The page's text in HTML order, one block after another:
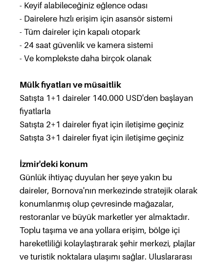
- Keyif alabileceğiniz eğlence odası
- Dairelere hızlı erişim için asansör sistemi
- Tüm daireler için kapalı otopark
- 24 saat güvenlik ve kamera sistemi
- Ve komplekste daha birçok olanak
Mülk fiyatları ve müsaitlik
Satışta 1+1 daireler 140.000 USD'den başlayan
fiyatlarla
Satışta 2+1 daireler fiyat için iletişime geçiniz
Satışta 3+1 daireler fiyat için iletişime geçiniz
İzmir'deki konum
Günlük ihtiyaç duyulan her şeye yakın bu
daireler, Bornova'nın merkezinde stratejik olarak
konumlanmış olup çevresinde mağazalar,
restoranlar ve büyük marketler yer almaktadır.
Toplu taşıma ve ana yollara erişim, bölge içi
hareketliliği kolaylaştırarak şehir merkezi, plajlar
ve turistik noktalara ulaşımı sağlar. Uluslararası